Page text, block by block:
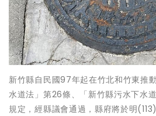
新竹縣自民國97年起在竹北和竹東推
水道法」第26條、「新竹縣污水下水
規定，經縣議會通過，縣府將於明